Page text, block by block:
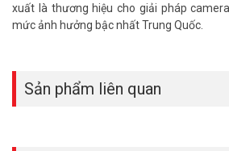
xuất là thương hiệu cho giải pháp
mức ảnh hưởng bậc nhất Trung Quốc.
Sản phẩm liên quan